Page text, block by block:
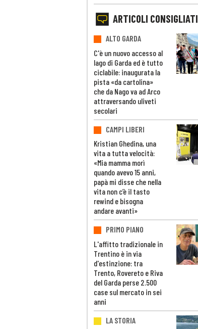
ARTICOLI CONSIGLIATI
ALTO GARDA
C'è un nuovo accesso al
lago di Garda ed è tutto
ciclabile: inaugurata la
pista «da cartolina»
che da Nago va ad Arco
attraversando uliveti
secolari
CAMPI LIBERI
Kristian Ghedina, una
vita a tutta velocità:
«Mia mamma morì
quando avevo 15 anni,
papà mi disse che nella
vita non c’è il tasto
rewind e bisogna
andare avanti»
PRIMO PIANO
L'affitto tradizionale in
Trentino è in via
d'estinzione: tra
Trento, Rovereto e Riva
del Garda perse 2.500
case sul mercato in sei
anni
LA STORIA